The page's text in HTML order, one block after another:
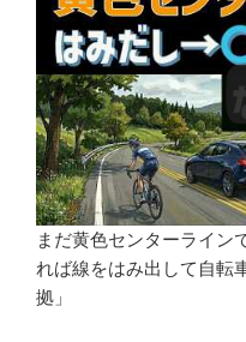
まだ黄色センターライン
れば線をはみ出して自転
拠」